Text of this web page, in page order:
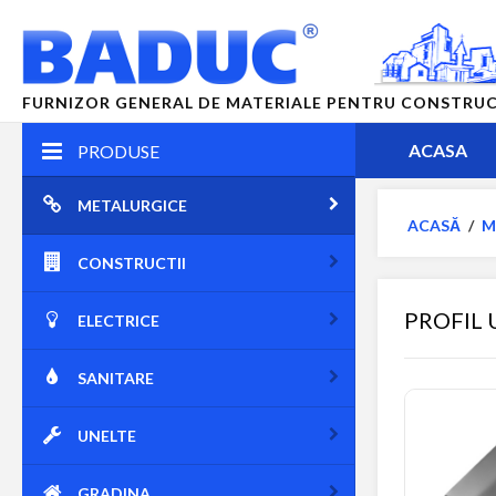
FURNIZOR GENERAL DE MATERIALE PENTRU
PRODUSE
METALURGICE
CONSTRUCTII
ELECTRICE
SANITARE
UNELTE
ACASA
ACASĂ /
PROFIL